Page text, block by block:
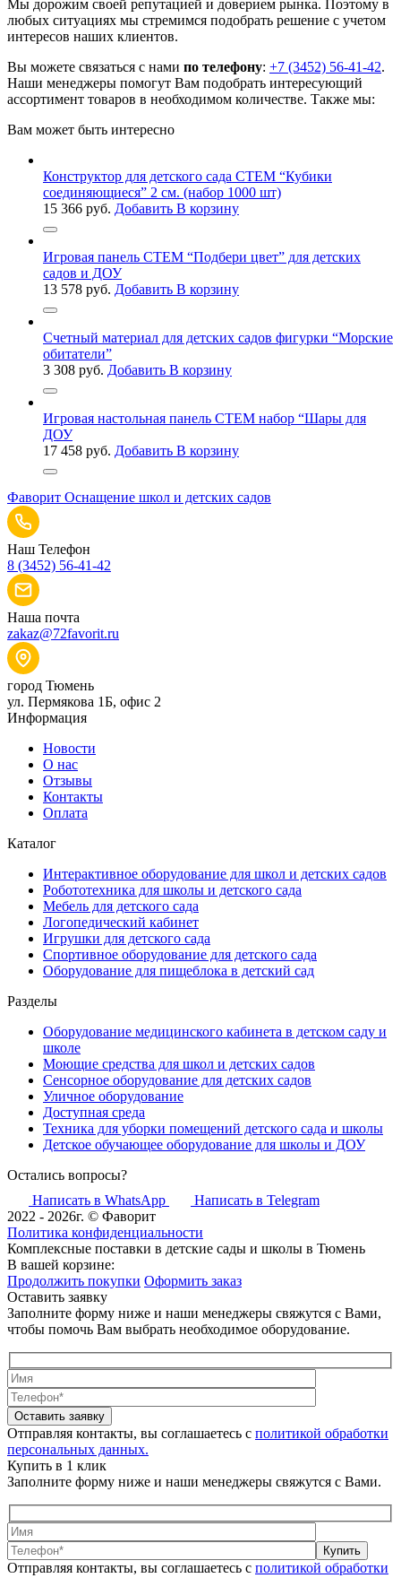
Мы дорожим своей репутацией и доверием рынка. Поэтому в
любых ситуациях мы стремимся подобрать решение с учетом
интересов наших клиентов.
Вы можете связаться с нами по телефону: +7 (3452) 56-41-42.
Наши менеджеры помогут Вам подобрать интересующий
ассортимент товаров в необходимом количестве. Также мы:
Вам может быть интересно
Конструктор для детского сада СТЕМ “Кубики
соединяющиеся” 2 см. (набор 1000 шт)
15 366 руб. Добавить В корзину
Игровая панель СТЕМ “Подбери цвет” для детских
садов и ДОУ
13 578 руб. Добавить В корзину
Счетный материал для детских садов фигурки “Морские
обитатели”
3 308 руб. Добавить В корзину
Игровая настольная панель СТЕМ набор “Шары для
ДОУ
17 458 руб. Добавить В корзину
Фаворит Оснащение школ и детских садов
Наш Телефон
8 (3452) 56-41-42
Наша почта
zakaz@72favorit.ru
город Тюмень
ул. Пермякова 1Б, офис 2
Информация
Новости
О нас
Отзывы
Контакты
Оплата
Каталог
Интерактивное оборудование для школ и детских садов
Робототехника для школы и детского сада
Мебель для детского сада
Логопедический кабинет
Игрушки для детского сада
Спортивное оборудование для детского сада
Оборудование для пищеблока в детский сад
Разделы
Оборудование медицинского кабинета в детском саду и
школе
Моющие средства для школ и детских садов
Сенсорное оборудование для детских садов
Уличное оборудование
Доступная среда
Техника для уборки помещений детского сада и школы
Детское обучающее оборудование для школы и ДОУ
Остались вопросы?
Написать в WhatsApp
Написать в Telegram
2022 - 2026г. © Фаворит
Политика конфиденциальности
Комплексные поставки в детские сады и школы в Тюмень
В вашей корзине:
Продолжить покупки Оформить заказ
Оставить заявку
Заполните форму ниже и наши менеджеры свяжутся с Вами,
чтобы помочь Вам выбрать необходимое оборудование.
Оставить заявку
Отправляя контакты, вы соглашаетесь с политикой обработки
персональных данных.
Купить в 1 клик
Заполните форму ниже и наши менеджеры свяжутся с Вами.
Купить
Отправляя контакты, вы соглашаетесь с политикой обработки